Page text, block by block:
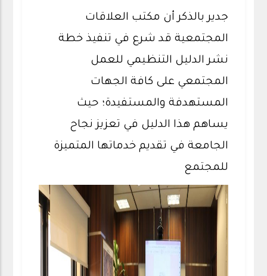
جدير بالذكر أن مكتب العلاقات
المجتمعية قد شرع في تنفيذ خطة
نشر الدليل التنظيمي للعمل
المجتمعي على كافة الجهات
المستهدفة والمستفيدة؛ حيث
يساهم هذا الدليل في تعزيز نجاح
الجامعة في تقديم خدماتها المتميزة
للمجتمع